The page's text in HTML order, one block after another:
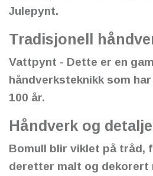
Julepynt.
Tradisjonell
Vattpynt - Dette er en
håndverksteknikk som
100 år.
Håndverk og
Bomull blir viklet på tråd,
deretter malt og dekorert